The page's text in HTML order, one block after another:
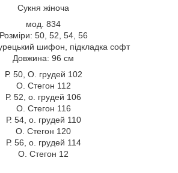
Сукня жіноча
мод. 834
Розмiри: 50, 52, 54, 56
шифон, підкладка софт
Довжина: 96 см
Р. 50, О. грудей 102
О. Стегон 112
Р. 52, о. грудей 106
О. Стегон 116
Р. 54, о. грудей 110
О. Стегон 120
Р. 56, о. грудей 114
О. Стегон 12